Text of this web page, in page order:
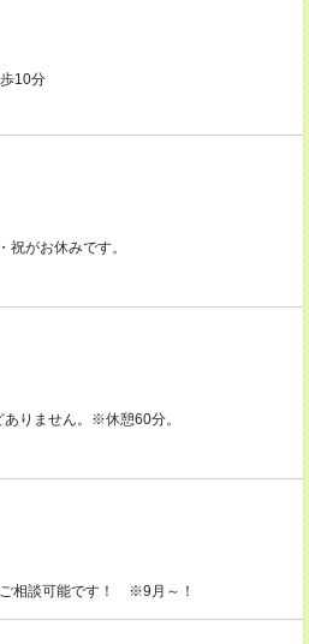
10分
がお休みです。
りません。※休憩60分。
相談可能です！ ※9月～！